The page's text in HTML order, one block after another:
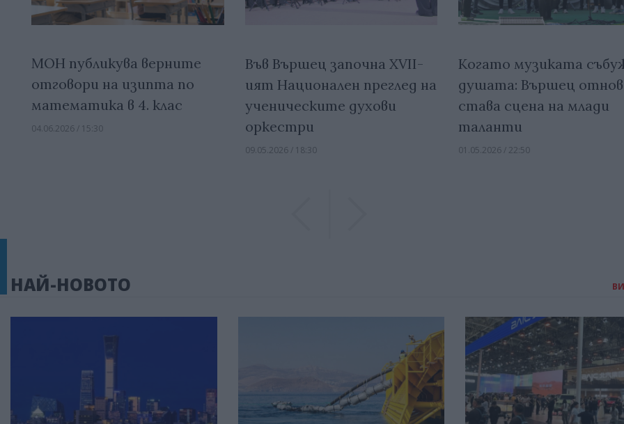
МОН публикува верните
отговори на изипта по
математика в 4. клас
04.06.2026 / 15:30
Във Вършец започна XVII-
ият Национален преглед на
ученическите духови
оркестри
09.05.2026 / 18:30
Когато музиката
душата: Вършец
става сцена на млади
таланти
01.05.2026 / 22:50
НАЙ-НОВОТО